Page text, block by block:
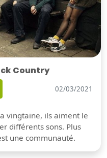
Country
02/03/2021
vingtaine, ils aiment le
différents sons. Plus
une communauté.